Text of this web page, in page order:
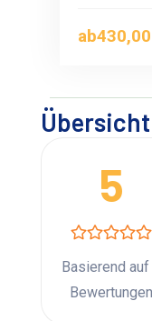
ab
Übersicht
5
Basierend
Bewertungen